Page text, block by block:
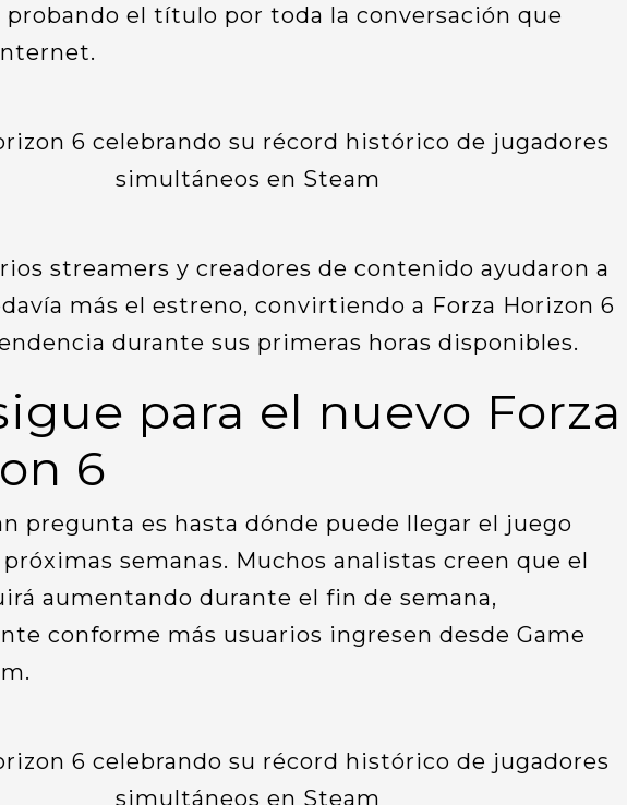
el título por toda la conversación que
streamers y creadores de contenido ayudaron a
más el estreno, convirtiendo a Forza Horizon 6
durante sus primeras horas disponibles.
para el nuevo Forza
6
pregunta es hasta dónde puede llegar el juego
semanas. Muchos analistas creen que el
aumentando durante el fin de semana,
conforme más usuarios ingresen desde Game